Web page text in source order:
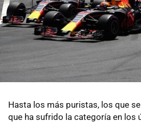
Hasta los más puristas, los que
que ha sufrido la categoría en los